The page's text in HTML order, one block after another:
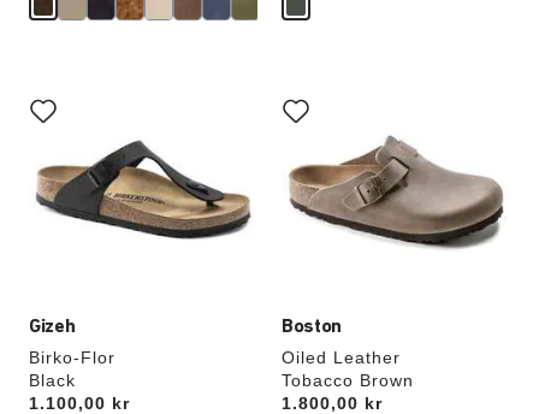
Gizeh
Birko-Flor
Black
Price:
1.100,00 kr
med
swatch-
vil
oppdatere
produktbildet
Boston
Oiled Leather
Tobacco Brown
Price:
1.800,00 kr
med
swatch-
vil
oppdatere
produktbildet